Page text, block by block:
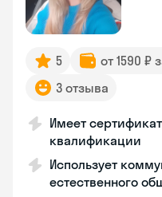
5 от 1590 ₽
3 отзыва
Имеет
квалификации
Использует
естественного